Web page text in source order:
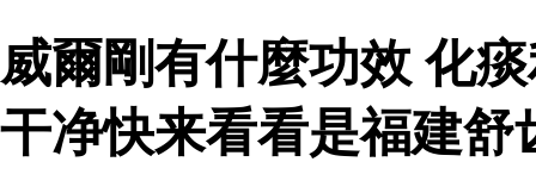
威爾剛有什麼功效 化
干净快来看看是福建舒